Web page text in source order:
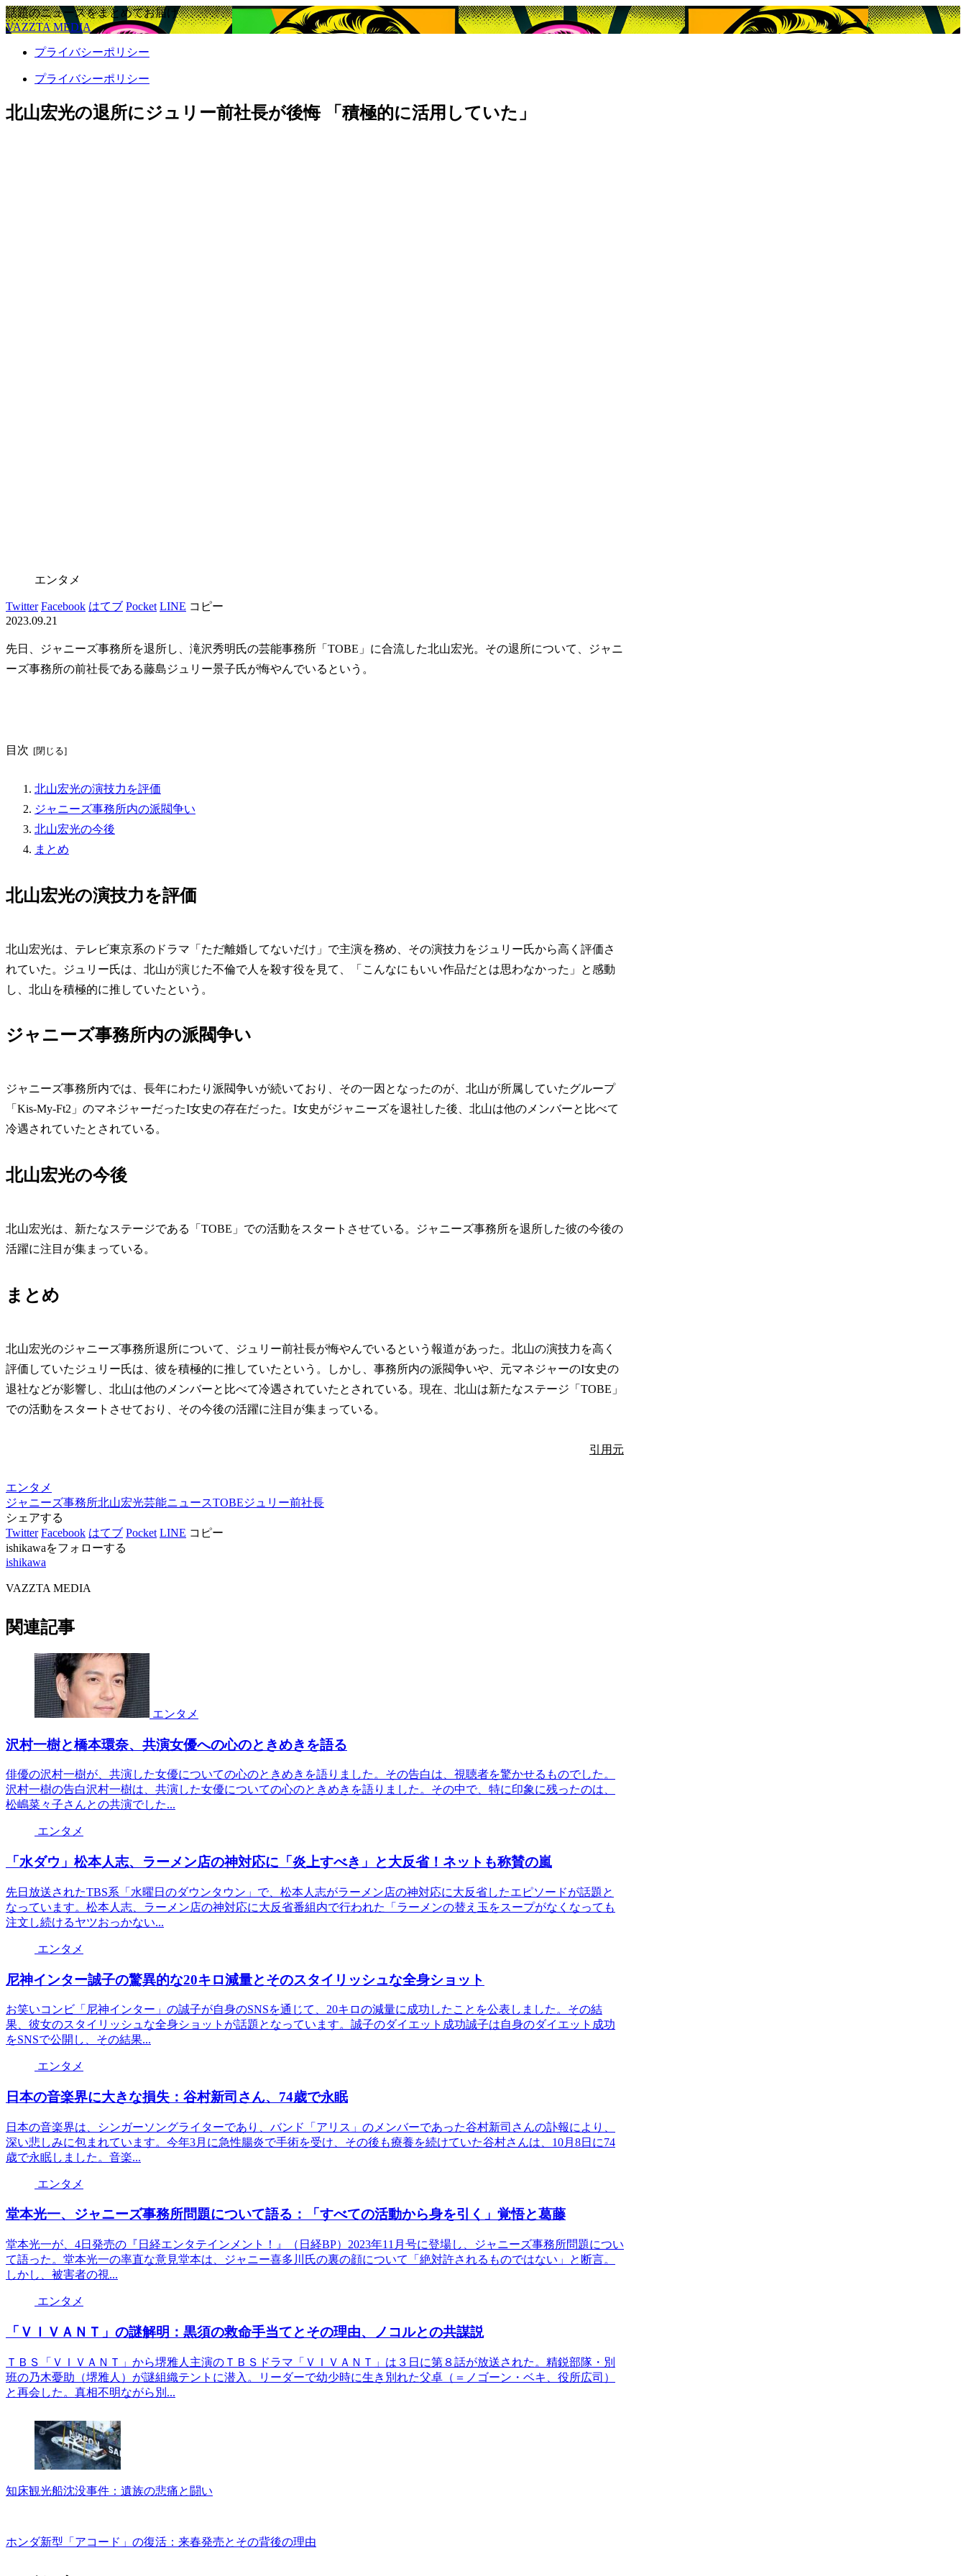
話題のニュースをまとめてお届け
VAZZTA MEDIA
プライバシーポリシー
プライバシーポリシー
北山宏光の退所にジュリー前社長が後悔 「積極的に活用していた」
エンタメ
Twitter Facebook はてブ Pocket LINE コピー
2023.09.21
先日、ジャニーズ事務所を退所し、滝沢秀明氏の芸能事務所「TOBE」に合流した北山宏光。その退所について、ジャニ
ーズ事務所の前社長である藤島ジュリー景子氏が悔やんでいるという。
目次
北山宏光の演技力を評価
ジャニーズ事務所内の派閥争い
北山宏光の今後
まとめ
北山宏光の演技力を評価
北山宏光は、テレビ東京系のドラマ「ただ離婚してないだけ」で主演を務め、その演技力をジュリー氏から高く評価さ
れていた。ジュリー氏は、北山が演じた不倫で人を殺す役を見て、「こんなにもいい作品だとは思わなかった」と感動
し、北山を積極的に推していたという。
ジャニーズ事務所内の派閥争い
ジャニーズ事務所内では、長年にわたり派閥争いが続いており、その一因となったのが、北山が所属していたグループ
「Kis-My-Ft2」のマネジャーだったI女史の存在だった。I女史がジャニーズを退社した後、北山は他のメンバーと比べて
冷遇されていたとされている。
北山宏光の今後
北山宏光は、新たなステージである「TOBE」での活動をスタートさせている。ジャニーズ事務所を退所した彼の今後の
活躍に注目が集まっている。
まとめ
北山宏光のジャニーズ事務所退所について、ジュリー前社長が悔やんでいるという報道があった。北山の演技力を高く
評価していたジュリー氏は、彼を積極的に推していたという。しかし、事務所内の派閥争いや、元マネジャーのI女史の
退社などが影響し、北山は他のメンバーと比べて冷遇されていたとされている。現在、北山は新たなステージ「TOBE」
での活動をスタートさせており、その今後の活躍に注目が集まっている。
引用元
エンタメ
ジャニーズ事務所北山宏光芸能ニュースTOBEジュリー前社長
シェアする
Twitter Facebook はてブ Pocket LINE コピー
ishikawaをフォローする
ishikawa
VAZZTA MEDIA
関連記事
エンタメ
沢村一樹と橋本環奈、共演女優への心のときめきを語る
俳優の沢村一樹が、共演した女優についての心のときめきを語りました。その告白は、視聴者を驚かせるものでした。
沢村一樹の告白沢村一樹は、共演した女優についての心のときめきを語りました。その中で、特に印象に残ったのは、
松嶋菜々子さんとの共演でした...
エンタメ
「水ダウ」松本人志、ラーメン店の神対応に「炎上すべき」と大反省！ネットも称賛の嵐
先日放送されたTBS系「水曜日のダウンタウン」で、松本人志がラーメン店の神対応に大反省したエピソードが話題と
なっています。松本人志、ラーメン店の神対応に大反省番組内で行われた「ラーメンの替え玉をスープがなくなっても
注文し続けるヤツおっかない...
エンタメ
尼神インター誠子の驚異的な20キロ減量とそのスタイリッシュな全身ショット
お笑いコンビ「尼神インター」の誠子が自身のSNSを通じて、20キロの減量に成功したことを公表しました。その結
果、彼女のスタイリッシュな全身ショットが話題となっています。誠子のダイエット成功誠子は自身のダイエット成功
をSNSで公開し、その結果...
エンタメ
日本の音楽界に大きな損失：谷村新司さん、74歳で永眠
日本の音楽界は、シンガーソングライターであり、バンド「アリス」のメンバーであった谷村新司さんの訃報により、
深い悲しみに包まれています。今年3月に急性腸炎で手術を受け、その後も療養を続けていた谷村さんは、10月8日に74
歳で永眠しました。音楽...
エンタメ
堂本光一、ジャニーズ事務所問題について語る：「すべての活動から身を引く」覚悟と葛藤
堂本光一が、4日発売の『日経エンタテインメント！』（日経BP）2023年11月号に登場し、ジャニーズ事務所問題につい
て語った。堂本光一の率直な意見堂本は、ジャニー喜多川氏の裏の顔について「絶対許されるものではない」と断言。
しかし、被害者の視...
エンタメ
「ＶＩＶＡＮＴ」の謎解明：黒須の救命手当てとその理由、ノコルとの共謀説
ＴＢＳ「ＶＩＶＡＮＴ」から堺雅人主演のＴＢＳドラマ「ＶＩＶＡＮＴ」は３日に第８話が放送された。精鋭部隊・別
班の乃木憂助（堺雅人）が謎組織テントに潜入。リーダーで幼少時に生き別れた父卓（＝ノゴーン・ベキ、役所広司）
と再会した。真相不明ながら別...
知床観光船沈没事件：遺族の悲痛と闘い
ホンダ新型「アコード」の復活：来春発売とその背後の理由